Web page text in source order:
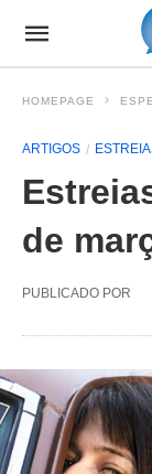
HOMEPAGE
ARTIGOS
de
PUBLICADO POR